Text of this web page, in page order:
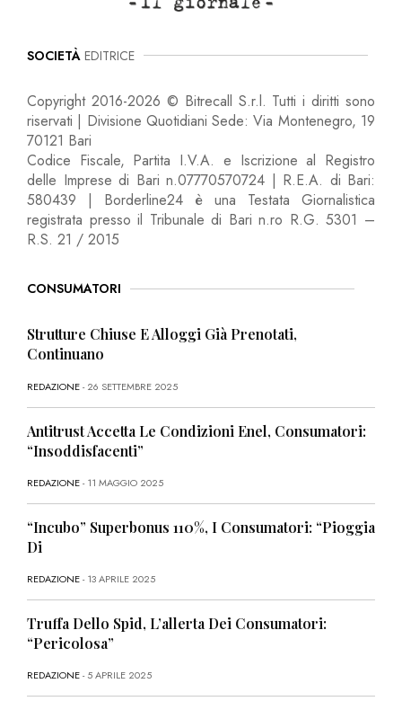
SOCIETÀ EDITRICE
Copyright 2016-2026 © Bitrecall S.r.l. Tutti i diritti sono
riservati | Divisione Quotidiani Sede: Via Montenegro, 19
70121 Bari
Codice Fiscale, Partita I.V.A. e Iscrizione al Registro
delle Imprese di Bari n.07770570724 | R.E.A. di Bari:
580439 | Borderline24 è una Testata Giornalistica
registrata presso il Tribunale di Bari n.ro R.G. 5301 –
R.S. 21 / 2015
CONSUMATORI
Strutture Chiuse E Alloggi Già Prenotati,
Continuano
REDAZIONE- 26 SETTEMBRE 2025
Antitrust Accetta Le Condizioni Enel, Consumatori:
“Insoddisfacenti”
REDAZIONE- 11 MAGGIO 2025
“Incubo” Superbonus 110%, I Consumatori: “Pioggia
Di
REDAZIONE- 13 APRILE 2025
Truffa Dello Spid, L’allerta Dei Consumatori:
“Pericolosa”
REDAZIONE- 5 APRILE 2025